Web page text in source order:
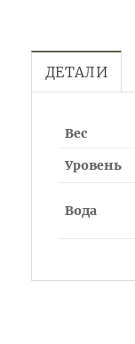
ДЕТАЛИ
Вес
Уровень
Вода